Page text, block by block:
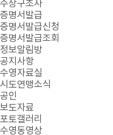
수상구조사
증명서발급
증명서발급신청
증명서발급조회
정보알림방
공지사항
수영자료실
시도연맹소식
공인
보도자료
포토갤러리
수영동영상